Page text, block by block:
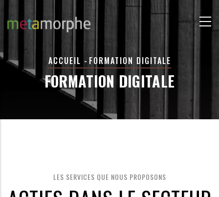
FIL
D'ARIANE
ACCUEIL - FORMATION DIGITALE
FORMATION DIGITALE
LES SERVICES QUE NOUS PROPOSONS